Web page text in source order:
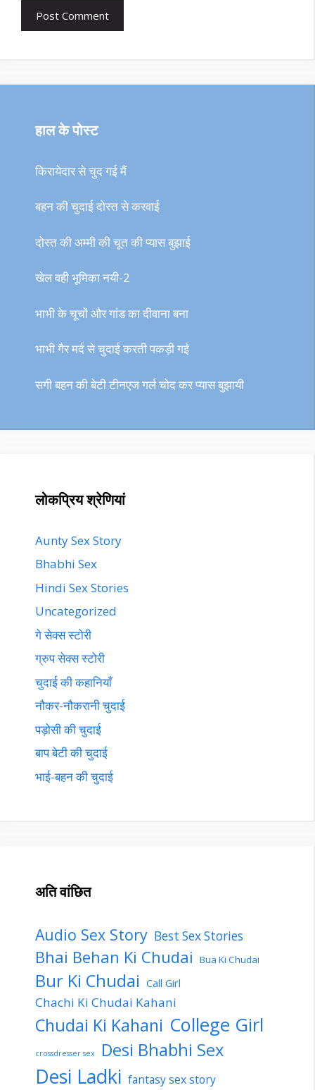
हाल के पोस्ट
किरायेदार से चुद गई मैं
बहन की चुदाई दोस्त से करवाई
दोस्त की अम्मी की चूत की प्यास बुझाई
खेल वही भूमिका नयी-2
भाभी के चूचों और गांड का दीवाना बना
भाभी गैर मर्द से चुदाई करती पकड़ी गई
सगी बहन की बेटी टीनएज गर्ल चोद कर प्यास बुझायी
लोकप्रिय श्रेणियां
Aunty Sex Story
Bhabhi Sex
Hindi Sex Stories
Uncategorized
गे सेक्स स्टोरी
ग्रुप सेक्स स्टोरी
चुदाई की कहानियाँ
नौकर-नौकरानी चुदाई
पड़ोसी की चुदाई
बाप बेटी की चुदाई
भाई-बहन की चुदाई
अति वांछित
Audio Sex Story Best Sex Stories
Bhai Behan Ki Chudai Bua Ki Chudai
Bur Ki Chudai Call Girl
Chachi Ki Chudai Kahani
Chudai Ki Kahani College Girl
crossdresser sex Desi Bhabhi Sex
Desi Ladki fantasy sex story